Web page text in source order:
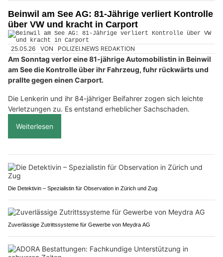
Beinwil am See AG: 81-Jährige verliert Kontrolle
über VW und kracht in Carport
25.05.26 VON POLIZEI.NEWS REDAKTION
Am Sonntag verlor eine 81-jährige Automobilistin in Beinwil
am See die Kontrolle über ihr Fahrzeug, fuhr rückwärts und
prallte gegen einen Carport.
Die Lenkerin und ihr 84-jähriger Beifahrer zogen sich leichte
Verletzungen zu. Es entstand erheblicher Sachschaden.
Weiterlesen
Die Detektivin – Spezialistin für Observation in Zürich und Zug
Zuverlässige Zutrittssysteme für Gewerbe von Meydra AG